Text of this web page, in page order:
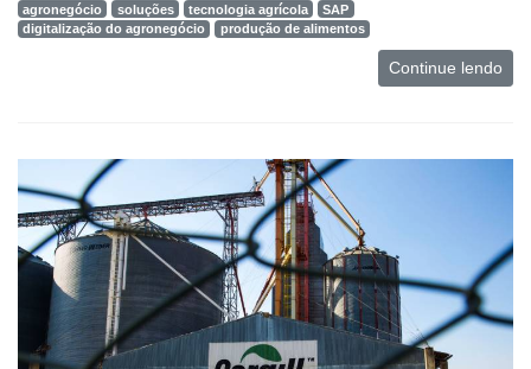
agronegócio
soluções tecnologia agrícola
SAP
digitalização do agronegócio
produção de alimentos
Continue lendo